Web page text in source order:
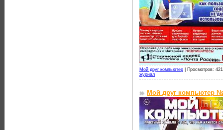
Мой друг компьютер
Просмотров:
журнал
Мой друг компьютер